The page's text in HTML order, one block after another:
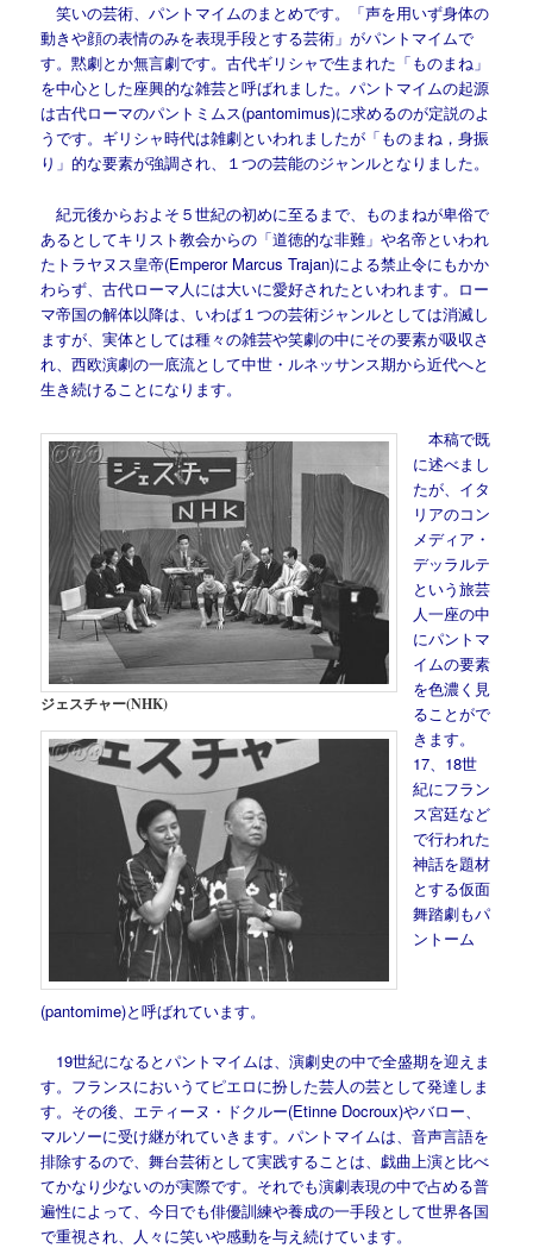
笑いの芸術、パントマイムのまとめです。「声を用いず身体の
動きや顔の表情のみを表現手段とする芸術」がパントマイムで
す。黙劇とか無言劇です。古代ギリシャで生まれた「ものまね」
を中心とした座興的な雑芸と呼ばれました。パントマイムの起源
は古代ローマのパントミムス(pantomimus)に求めるのが定説のよ
うです。ギリシャ時代は雑劇といわれましたが「ものまね，身振
り」的な要素が強調され、１つの芸能のジャンルとなりました。
紀元後からおよそ５世紀の初めに至るまで、ものまねが卑俗で
あるとしてキリスト教会からの「道徳的な非難」や名帝といわれ
たトラヤヌス皇帝(Emperor Marcus Trajan)による禁止令にもかか
わらず、古代ローマ人には大いに愛好されたといわれます。ロー
マ帝国の解体以降は、いわば１つの芸術ジャンルとしては消滅し
ますが、実体としては種々の雑芸や笑劇の中にその要素が吸収さ
れ、西欧演劇の一底流として中世・ルネッサンス期から近代へと
生き続けることになります。
ジェスチャー(NHK)
本稿で既
に述べまし
たが、イタ
リアのコン
メディア・
デッラルテ
という旅芸
人一座の中
にパントマ
イムの要素
を色濃く見
ることがで
きます。
17、18世
紀にフラン
ス宮廷など
で行われた
神話を題材
とする仮面
舞踏劇もパ
ントーム
(pantomime)と呼ばれています。
19世紀になるとパントマイムは、演劇史の中で全盛期を迎えま
す。フランスにおいうてピエロに扮した芸人の芸として発達しま
す。その後、エティーヌ・ドクルー(Etinne Docroux)やバロー、
マルソーに受け継がれていきます。パントマイムは、音声言語を
排除するので、舞台芸術として実践することは、戯曲上演と比べ
てかなり少ないのが実際です。それでも演劇表現の中で占める普
遍性によって、今日でも俳優訓練や養成の一手段として世界各国
で重視され、人々に笑いや感動を与え続けています。